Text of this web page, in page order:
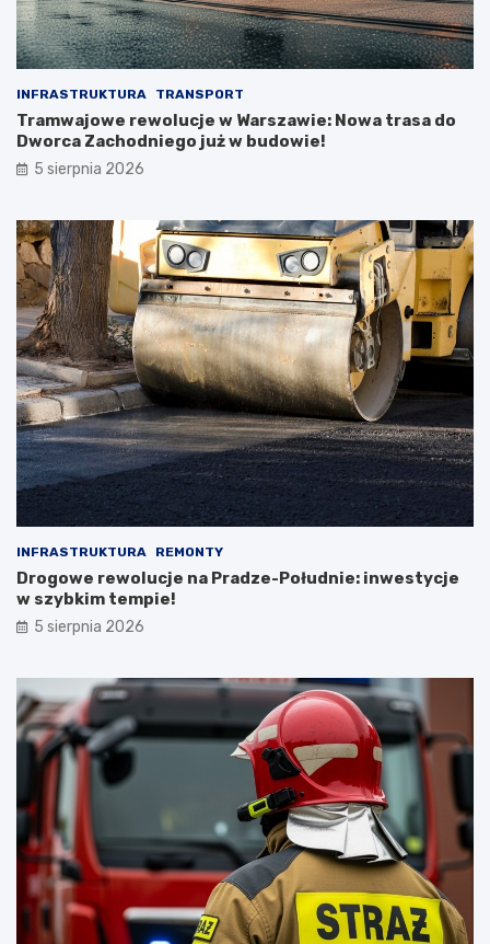
INFRASTRUKTURA TRANSPORT
Tramwajowe rewolucje w Warszawie: Nowa trasa do
Dworca Zachodniego już w budowie!
5 sierpnia 2026
INFRASTRUKTURA REMONTY
Drogowe rewolucje na Pradze-Południe: inwestycje
w szybkim tempie!
5 sierpnia 2026